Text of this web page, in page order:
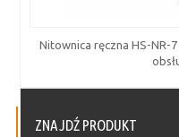
Nitownica ręczna HS-
ZNAJDŹ PRODUKT